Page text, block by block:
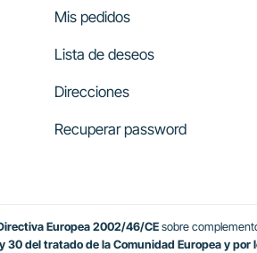
Mis pedidos
Lista de deseos
Direcciones
Recuperar password
Europea 2002/46/CEsobre
del tratado de la Comunidad Europea y por